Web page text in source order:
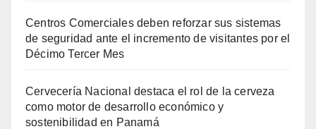
Centros Comerciales deben reforzar sus sistemas
de seguridad ante el incremento de visitantes por el
Décimo Tercer Mes
Cervecería Nacional destaca el rol de la cerveza
como motor de desarrollo económico y
sostenibilidad en Panamá